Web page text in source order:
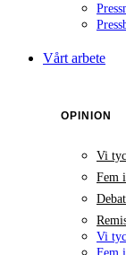
Vårt arbete
OPINION
Vi
Fem
Vi